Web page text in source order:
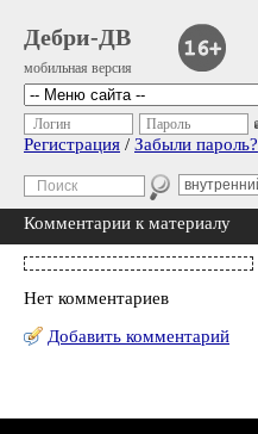
Дебри-ДВ
мобильная версия
Логин Пароль
Регистрация / Забыли пароль?
Комментарии к материалу
Нет комментариев
Добавить комментарий